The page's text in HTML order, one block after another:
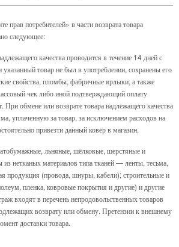
прав потребителей» в части возврата товара
следующее:
качества проводится в течение 14 дней с
товар не был в употреблении, сохранены его
свойства, пломбы, фабричные ярлыки, а также
чек либо иной подтверждающий оплату
При обмене или возврате товара надлежащего качества
уплаченную за товар, за исключением расходов на
привезти данный ковер в магазин.
льняные, шёлковые, шерстяные и
из нетканых материалов типа тканей — ленты, тесьма,
продукция (провода, шнуры, кабели); строительные и
пленка, ковровые покрытия и другие) и другие
входят в перечень непродовольственных товаров
возврату или обмену. Претензии к внешнему
доставки товара.